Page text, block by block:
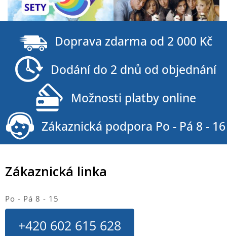
Z
Zákaznická linka
Po - Pá 8 - 15
+420 602 615 628
Doprava zdarma od 2 000 Kč
Dodání do 2 dnů od objednání
Možnosti platby online
Zákaznická podpora Po - Pá 8 - 16